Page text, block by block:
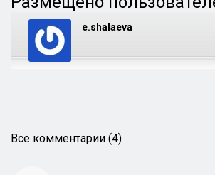
e.shalaeva
Все комментарии (4)